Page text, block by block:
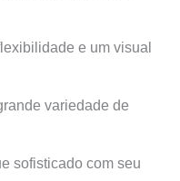
e um visual
variedade de
sofisticado com seu